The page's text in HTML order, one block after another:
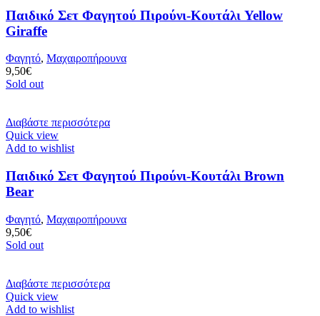
Παιδικό Σετ Φαγητού Πιρούνι-Κουτάλι Yellow
Giraffe
Φαγητό, Μαχαιροπήρουνα
9,50€
Sold out
Διαβάστε περισσότερα
Quick view
Add to wishlist
Παιδικό Σετ Φαγητού Πιρούνι-Κουτάλι Brown
Bear
Φαγητό, Μαχαιροπήρουνα
9,50€
Sold out
Διαβάστε περισσότερα
Quick view
Add to wishlist